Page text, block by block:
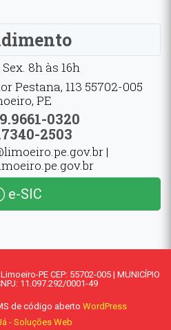
Sex. 8h às 16h
Pestana, 113 55702-005
PE
0320
2503
|
e-SIC
PE CEP: 55702-005 | MUNICÍPIO
11.097.292/0001-49
de código aberto WordPress
- Soluções Web